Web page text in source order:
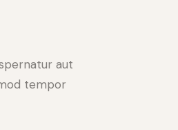
aut
tempor